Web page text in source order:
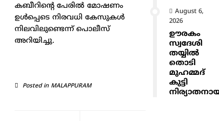
കബീറിന്റെ പേരിൽ മോഷണം
ഉൾപ്പെടെ നിരവധി കേസുകൾ
നിലവിലുണ്ടെന്ന് പൊലീസ്
അറിയിച്ചു.
Posted in MALAPPURAM
August 6,
2026
ഊരകം
സ്വദേശി
തയ്യിൽ
തൊടി
മുഹമ്മദ്
കുട്ടി